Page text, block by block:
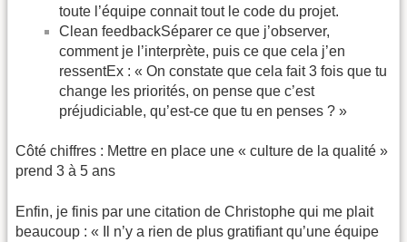
toute l’équipe connait tout le code du projet.
Clean feedbackSéparer ce que j’observer,
comment je l’interprète, puis ce que cela j’en
ressentEx : « On constate que cela fait 3 fois que tu
change les priorités, on pense que c’est
préjudiciable, qu’est-ce que tu en penses ? »
Côté chiffres : Mettre en place une « culture de la qualité »
prend 3 à 5 ans
Enfin, je finis par une citation de Christophe qui me plait
beaucoup : « Il n’y a rien de plus gratifiant qu’une équipe